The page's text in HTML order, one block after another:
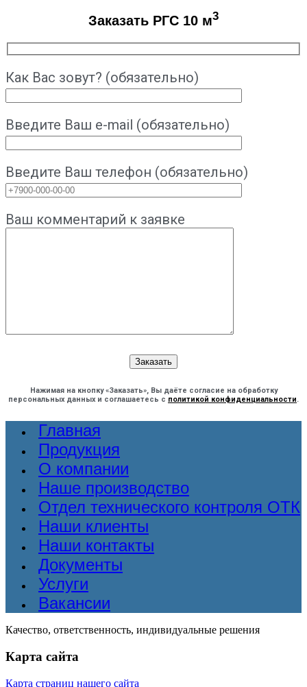
Заказать РГС 10 м3
Как Вас зовут? (обязательно)
Введите Ваш e-mail (обязательно)
Введите Ваш телефон (обязательно)
Ваш комментарий к заявке
Нажимая на кнопку «Заказать», Вы даёте согласие на обработку
персональных данных и соглашаетесь с политикой конфиденциальности.
Главная
Продукция
О компании
Наше производство
Отдел технического контроля ОТК
Наши клиенты
Наши контакты
Документы
Услуги
Вакансии
Качество, ответственность, индивидуальные решения
Карта сайта
Карта страниц нашего сайта